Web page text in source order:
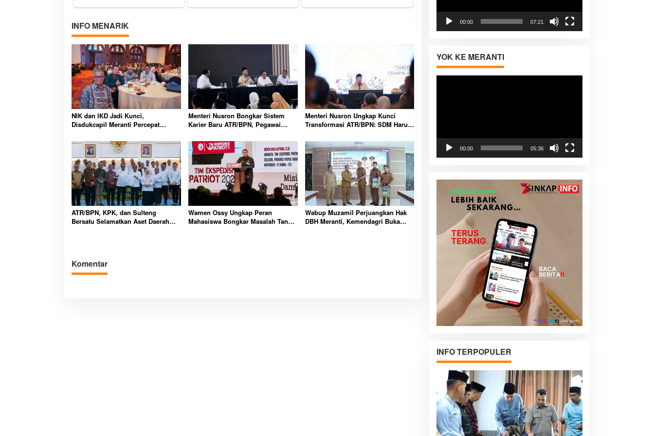
INFO MENARIK
NIK dan IKD Jadi Kunci,
Disdukcapil Meranti Percepat
Menteri Nusron Bongkar Sistem
Karier Baru ATR/BPN, Pegawai
Menteri Nusron Ungkap Kunci
Transformasi ATR/BPN: SDM Harus
ATR/BPN, KPK, dan Sulteng
Bersatu Selamatkan Aset Daerah
Wamen Ossy Ungkap Peran
Mahasiswa Bongkar Masalah Tanah
Wabup Muzamil Perjuangkan Hak
DBH Meranti, Kemendagri Buka
Komentar
00:00 07:21
YOK KE MERANTI
00:00 05:36
INFO TERPOPULER